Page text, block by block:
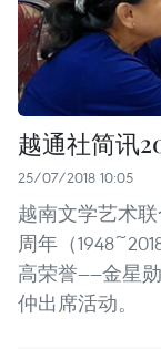
越通社简讯
25/07/2018 10:05
越南文学艺术
周年（
高荣誉——金星
仲出席活动。